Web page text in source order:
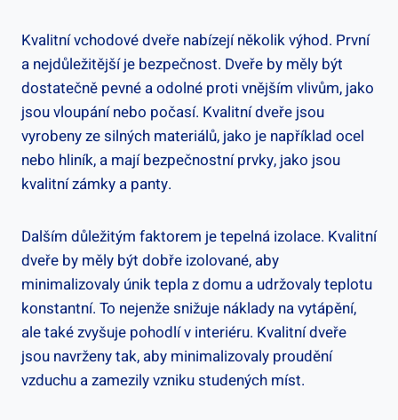
Kvalitní vchodové ​dveře nabízejí několik výhod. První
a nejdůležitější je bezpečnost. Dveře by měly být‌
dostatečně pevné a odolné⁢ proti vnějším vlivům, jako
jsou vloupání ⁣nebo⁣ počasí. Kvalitní dveře jsou
vyrobeny ⁢ze silných materiálů, jako je například ocel
nebo hliník, a‍ mají bezpečnostní prvky, jako⁤ jsou
kvalitní zámky a panty.
Dalším důležitým faktorem je tepelná izolace. Kvalitní
dveře by měly být dobře​ izolované, ⁢aby⁤
minimalizovaly únik tepla z domu ‍a udržovaly teplotu‌
konstantní. To nejenže snižuje ⁢náklady ‌na vytápění,
‍ale také zvyšuje pohodlí v interiéru. ​Kvalitní ⁢dveře
jsou navrženy tak, aby minimalizovaly proudění
vzduchu a zamezily vzniku studených míst.